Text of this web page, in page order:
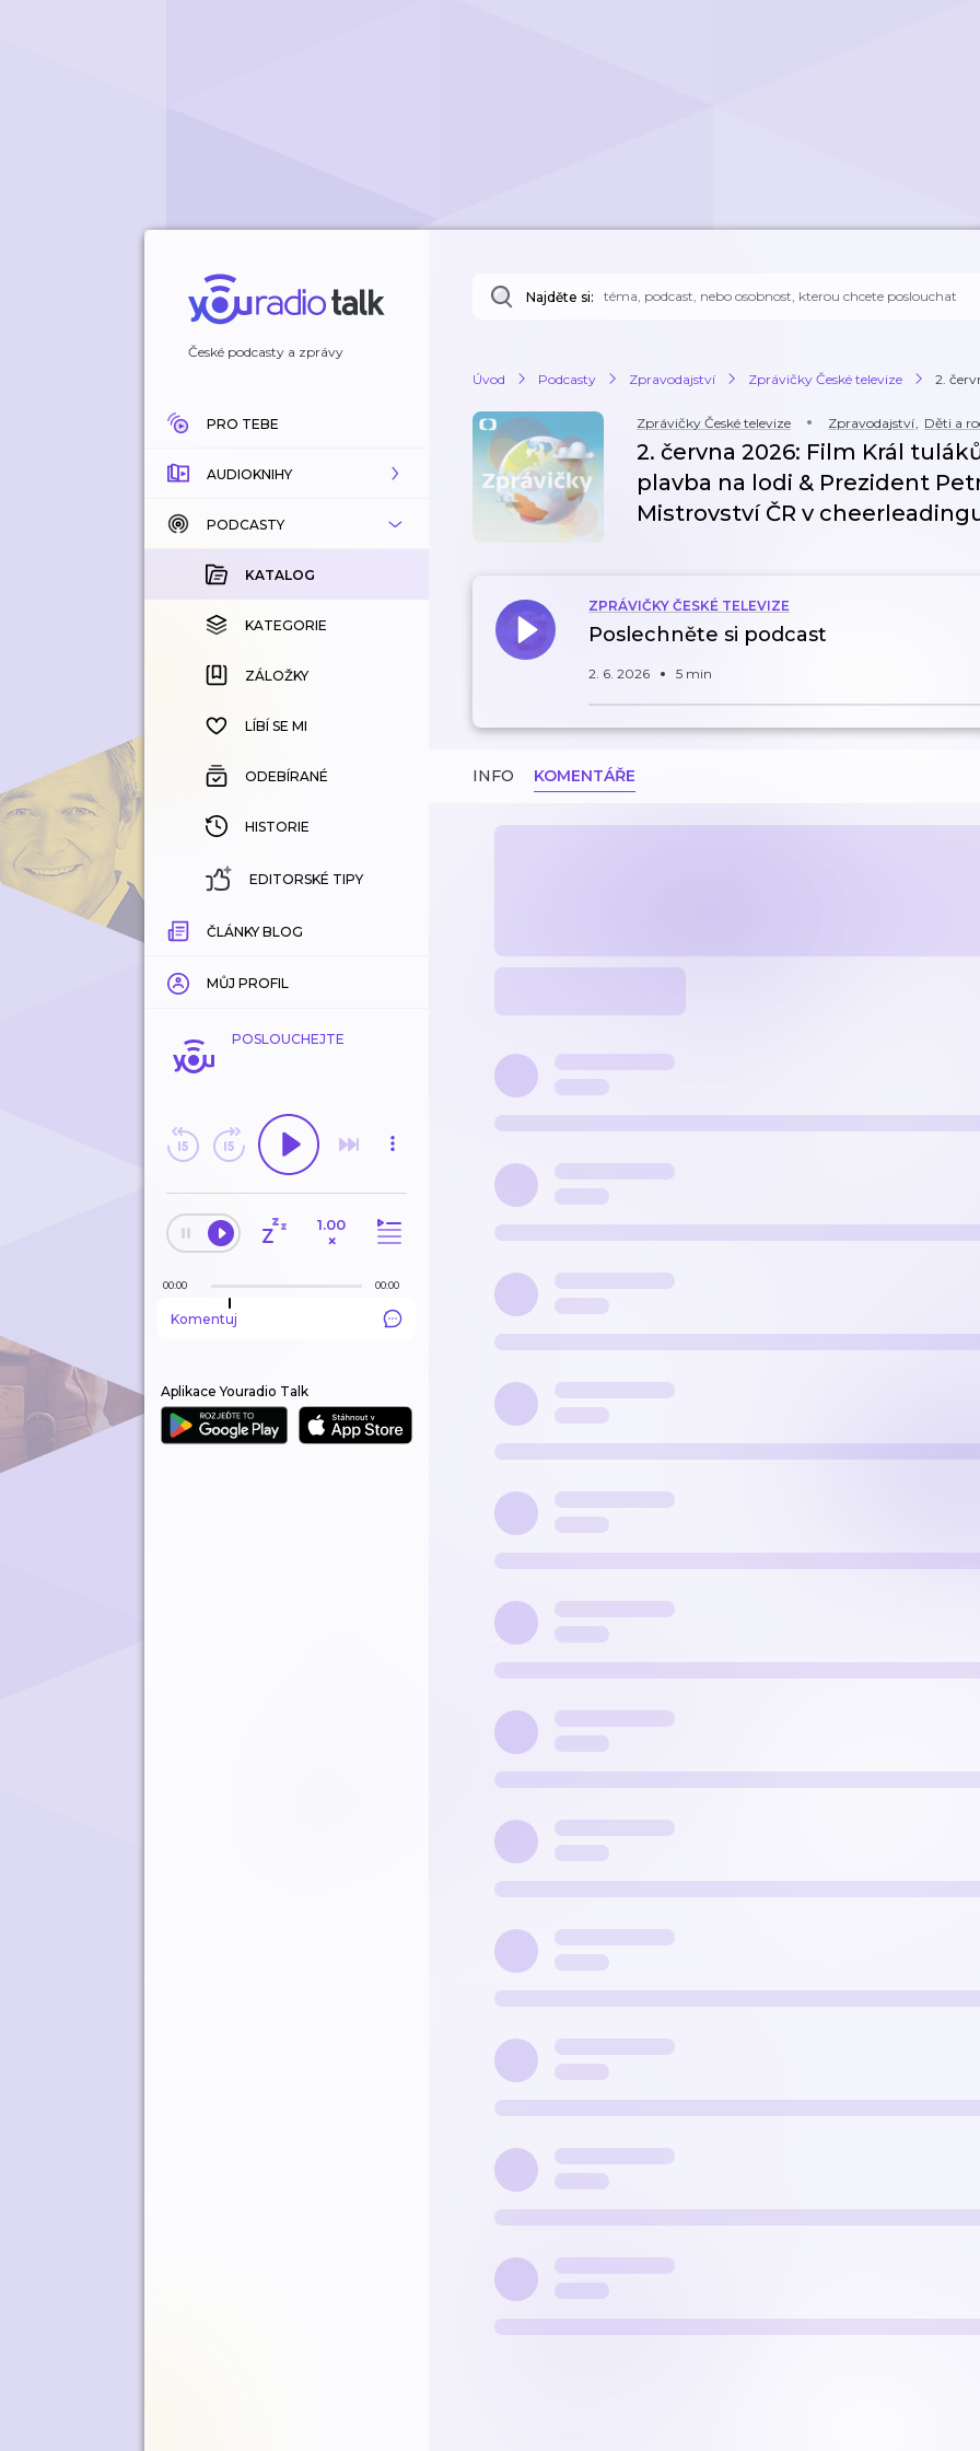
České podcasty a zprávy
PRO TEBE
AUDIOKNIHY
KATALOG
KOUPENÉ
KATEGORIE
ZÁLOŽKY
HISTORIE
PODCASTY
KATALOG
KATEGORIE
ZÁLOŽKY
LÍBÍ SE MI
ODEBÍRANÉ
HISTORIE
EDITORSKÉ TIPY
ČLÁNKY BLOG
MŮJ PROFIL
POSLOUCHEJTE
1.00
×
00:00 00:00
Komentuj
Aplikace Youradio Talk
Najděte si:
Úvod Podcasty Zpravodajství Zprávičky České televize 2.
Zprávičky České televize Zpravodajství, Děti a
2. června 2026: Film Král
plavba na lodi & Prezident
Mistrovství ČR v
ZPRÁVIČKY ČESKÉ TELEVIZE
Poslechněte si podcast
2. 6. 2026 5 min
INFO KOMENTÁŘE